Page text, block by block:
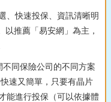
、快速投保、資訊清晰明
推薦「易安網」為主，
同保險公司的不同方案
速又簡單，只要有晶片
能進行投保（可以依據體